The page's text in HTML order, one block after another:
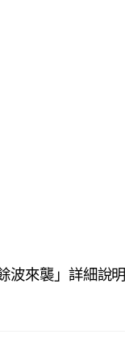
波來襲」詳細說明